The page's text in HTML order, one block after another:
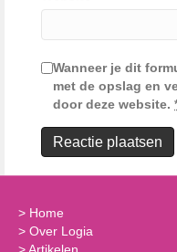
Wanneer je dit
met de opslag en
door deze website.
> Home
> Over Logia